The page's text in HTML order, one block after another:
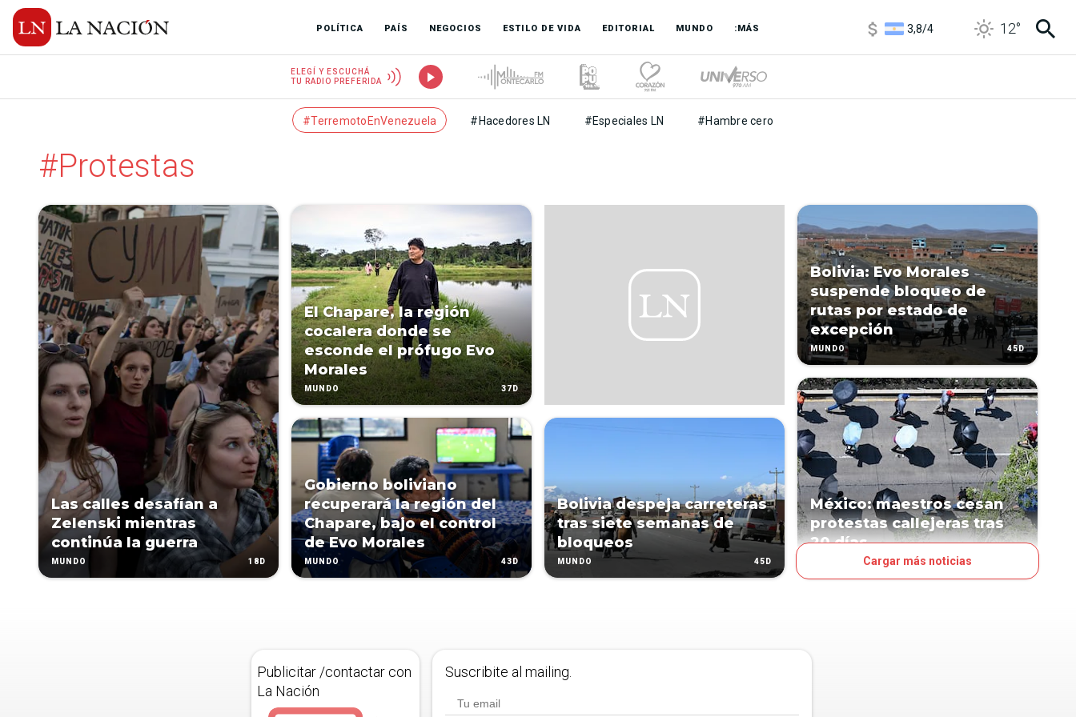
POLÍTICA PAÍS NEGOCIOS ESTILO DE VIDA EDITORIAL MUNDO :MÁS
3,8/4
12°
ELEGÍ Y ESCUCHÁ
TU RADIO PREFERIDA
#TerremotoEnVenezuela #Hacedores LN #Especiales LN #Hambre cero
#Protestas
Las calles desafían a
Zelenski mientras
continúa la guerra
MUNDO 18D
El Chapare, la región
cocalera donde se
esconde el prófugo Evo
Morales
MUNDO 37D
Gobierno boliviano
recuperará la región del
Chapare, bajo el control
de Evo Morales
MUNDO 43D
Bolivia despeja carreteras
tras siete semanas de
bloqueos
MUNDO 45D
Bolivia: Evo Morales
suspende bloqueo de
rutas por estado de
excepción
MUNDO 45D
México: maestros cesan
protestas callejeras tras
20 días
Cargar más noticias
Publicitar /contactar con
La Nación
Suscribite al mailing.